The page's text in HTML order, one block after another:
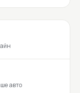
авто